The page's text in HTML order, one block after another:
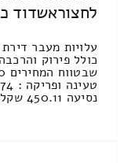
לחצוראשדוד
נסיעה 450.11 שקל / זמן נסיעה בין ערים 45 [...]